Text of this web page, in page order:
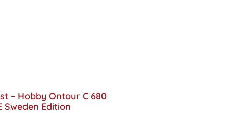
– Hobby Ontour C 680
Sweden Edition